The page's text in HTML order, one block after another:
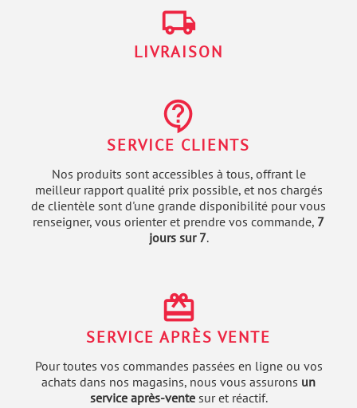
local_shipping
LIVRAISON
contact_support
SERVICE CLIENTS
Nos produits sont accessibles à tous, offrant le
meilleur rapport qualité prix possible, et nos chargés
de clientèle sont d'une grande disponibilité pour vous
renseigner, vous orienter et prendre vos commande, 7
jours sur 7.
redeem
SERVICE APRÈS VENTE
Pour toutes vos commandes passées en ligne ou vos
achats dans nos magasins, nous vous assurons un
service après-ventesur et réactif.